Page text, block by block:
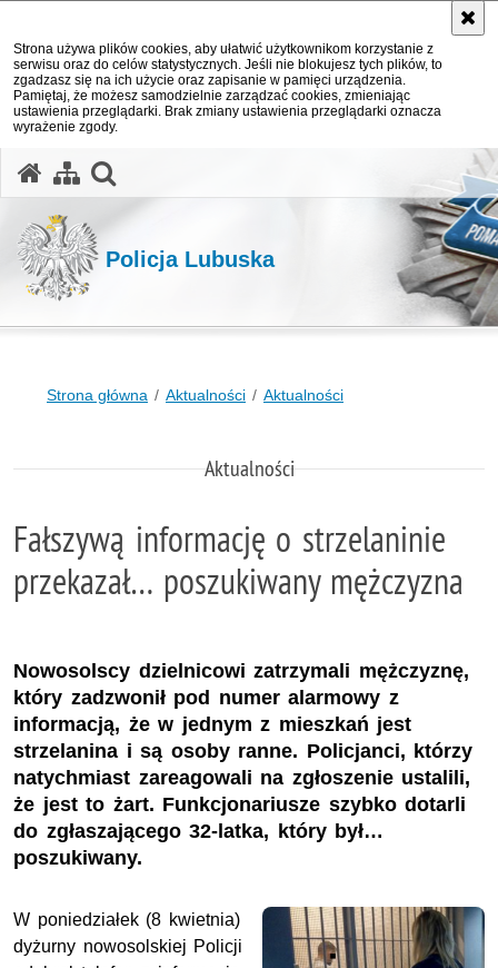
Strona używa plików cookies, aby ułatwić użytkownikom korzystanie z
serwisu oraz do celów statystycznych. Jeśli nie blokujesz tych plików, to
zgadzasz się na ich użycie oraz zapisanie w pamięci urządzenia.
Pamiętaj, że możesz samodzielnie zarządzać cookies, zmieniając
ustawienia przeglądarki. Brak zmiany ustawienia przeglądarki oznacza
wyrażenie zgody.
Policja Lubuska
Strona główna Aktualności Aktualności
Aktualności
Fałszywą informację o strzelaninie
przekazał… poszukiwany mężczyzna
Nowosolscy dzielnicowi zatrzymali mężczyznę,
który zadzwonił pod numer alarmowy z
informacją, że w jednym z mieszkań jest
strzelanina i są osoby ranne. Policjanci, którzy
natychmiast zareagowali na zgłoszenie ustalili,
że jest to żart. Funkcjonariusze szybko dotarli
do zgłaszającego 32-latka, który był…
poszukiwany.
W poniedziałek (8 kwietnia)
dyżurny nowosolskiej Policji